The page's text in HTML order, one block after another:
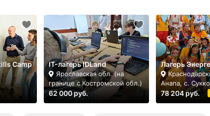
Camp IT-лагерь IDLand
Ярославская обл. (на
границе с Костромской обл.)
62 000 руб.
Лагерь
Анапа, с. Сукко
78 204 руб.